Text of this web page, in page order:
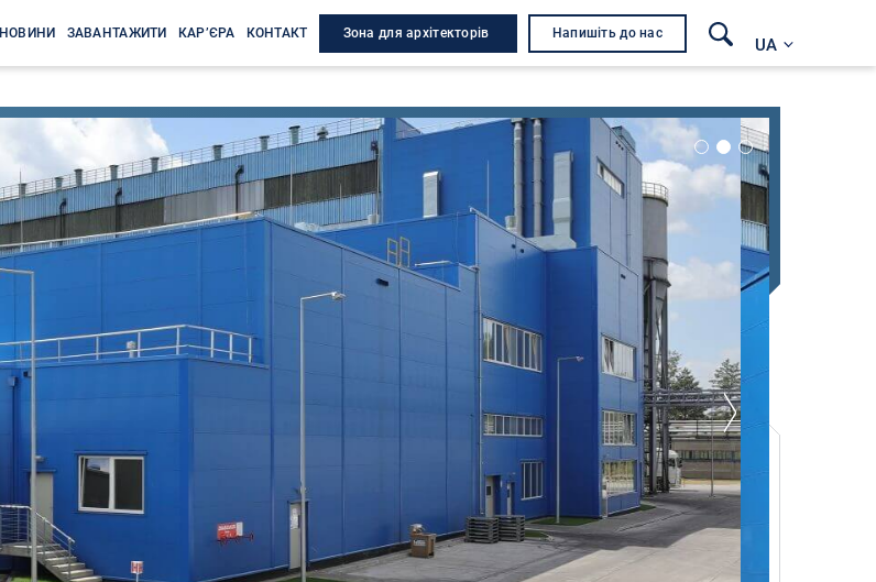
НОВИНИ ЗАВАНТАЖИТИ КАР’ЄРА КОНТАКТ Зона для архітекторів Напишіть до нас
UA